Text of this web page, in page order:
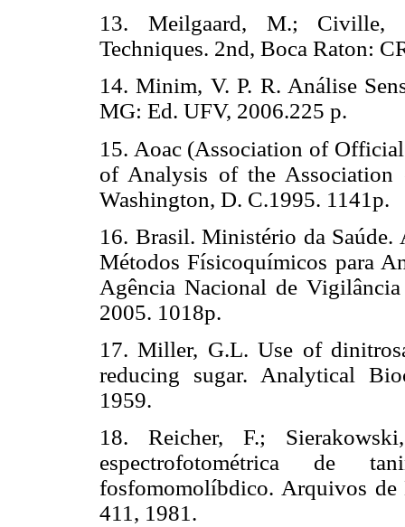
13. Meilgaard, M.; Civille,
Techniques. 2nd, Boca Raton:
14. Minim, V. P. R. Análise
MG: Ed. UFV, 2006.225 p.
15. Aoac (Association of
of Analysis of the
Washington, D. C.1995. 1141p.
16. Brasil. Ministério da
Métodos Físicoquímicos para
Agência Nacional de
2005. 1018p.
17. Miller, G.L. Use of
reducing sugar. Analytical
1959.
18. Reicher, F.;
espectrofotométrica de
fosfomomolíbdico. Arquivos
411, 1981.